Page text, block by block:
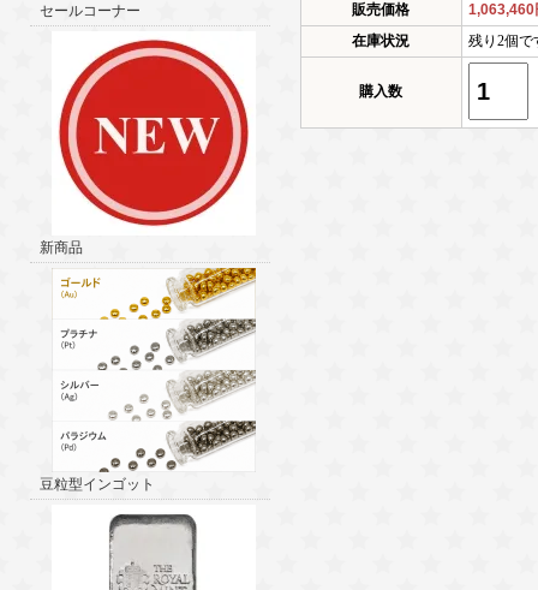
セールコーナー
新商品
豆粒型インゴット
販売価格
1,063,460
在庫状況
残り2個で
購入数